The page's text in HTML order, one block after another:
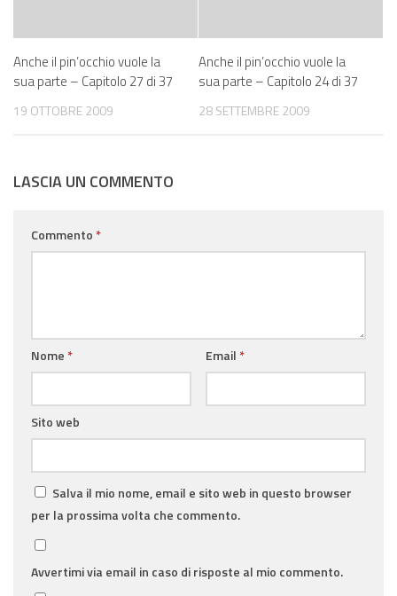
Anche il pin’occhio vuole la
sua parte – Capitolo 27 di 37
19 OTTOBRE 2009
Anche il pin’occhio vuole la
sua parte – Capitolo 24 di 37
28 SETTEMBRE 2009
LASCIA UN COMMENTO
Commento *
Nome * Email *
Sito web
Salva il mio nome, email e sito web in questo browser
per la prossima volta che commento.
Avvertimi via email in caso di risposte al mio commento.